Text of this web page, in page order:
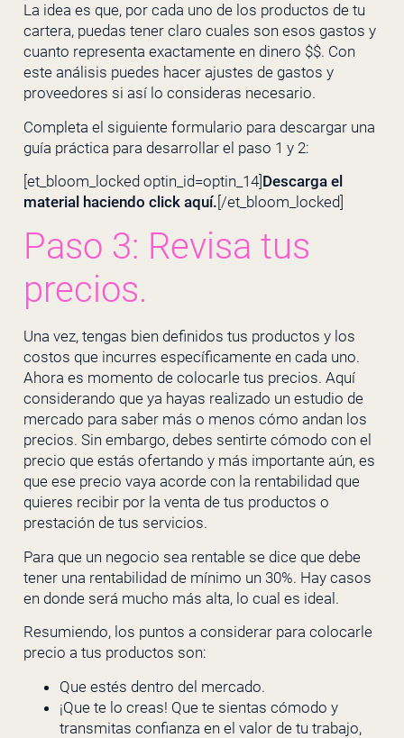
La idea es que, por cada uno de los productos de tu
cartera, puedas tener claro cuales son esos gastos y
cuanto representa exactamente en dinero $$. Con
este análisis puedes hacer ajustes de gastos y
proveedores si así lo consideras necesario.
Completa el siguiente formulario para descargar una
guía práctica para desarrollar el paso 1 y 2:
[et_bloom_locked optin_id=optin_14] Descarga el
material haciendo click aquí. [/et_bloom_locked]
Paso 3: Revisa tus
precios.
Una vez, tengas bien definidos tus productos y los
costos que incurres específicamente en cada uno.
Ahora es momento de colocarle tus precios. Aquí
considerando que ya hayas realizado un estudio de
mercado para saber más o menos cómo andan los
precios. Sin embargo, debes sentirte cómodo con el
precio que estás ofertando y más importante aún, es
que ese precio vaya acorde con la rentabilidad que
quieres recibir por la venta de tus productos o
prestación de tus servicios.
Para que un negocio sea rentable se dice que debe
tener una rentabilidad de mínimo un 30%. Hay casos
en donde será mucho más alta, lo cual es ideal.
Resumiendo, los puntos a considerar para colocarle
precio a tus productos son:
Que estés dentro del mercado.
¡Que te lo creas! Que te sientas cómodo y
transmitas confianza en el valor de tu trabajo,